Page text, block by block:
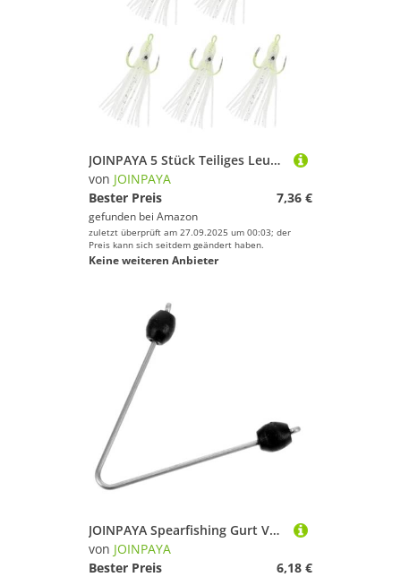
JOINPAYA 5 Stück Teiliges Leuchtender Robuster Angelhaken Nachtleuchtende Köderhaken für Outdoor Angeln Widerstandsfähig und Langlebig Geeignet für Verschiedene Fischarten
von JOINPAYA
Bester Preis
7,36 €
gefunden bei Amazon
zuletzt überprüft am 27.09.2025 um 00:03; der
Preis kann sich seitdem geändert haben.
Keine weiteren Anbieter
JOINPAYA Spearfishing Gurt Verstellbar Langlebig Abriebfest für Fischfang Ausrüstung mit Stopperball für Unterwasserjagd Leicht Tragbar und Einfach zu Befestigen
von JOINPAYA
Bester Preis
6,18 €